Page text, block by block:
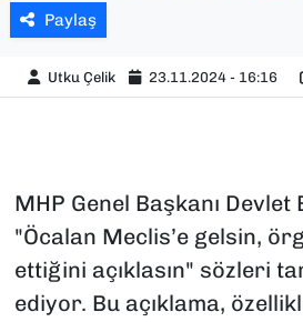
Paylaş
Utku Çelik 23.11.2024 - 16:16
MHP Genel Başkanı Devlet
"Öcalan Meclis’e gelsin,
ettiğini açıklasın" sözleri
ediyor. Bu açıklama,